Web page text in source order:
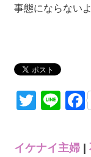
事態にならない
Twitter
Line
イケナイ主婦|